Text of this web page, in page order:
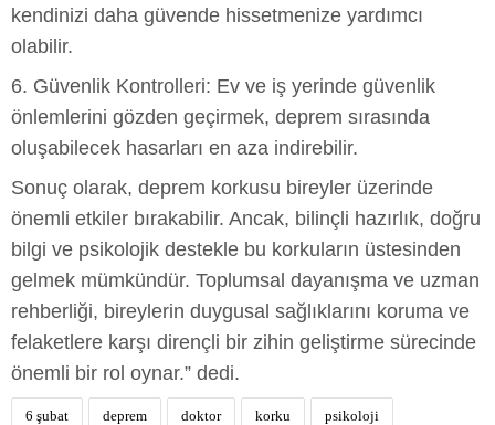
kendinizi daha güvende hissetmenize yardımcı
olabilir.
6. Güvenlik Kontrolleri: Ev ve iş yerinde güvenlik
önlemlerini gözden geçirmek, deprem sırasında
oluşabilecek hasarları en aza indirebilir.
Sonuç olarak, deprem korkusu bireyler üzerinde
önemli etkiler bırakabilir. Ancak, bilinçli hazırlık, doğru
bilgi ve psikolojik destekle bu korkuların üstesinden
gelmek mümkündür. Toplumsal dayanışma ve uzman
rehberliği, bireylerin duygusal sağlıklarını koruma ve
felaketlere karşı dirençli bir zihin geliştirme sürecinde
önemli bir rol oynar.” dedi.
6 şubat deprem doktor korku psikoloji